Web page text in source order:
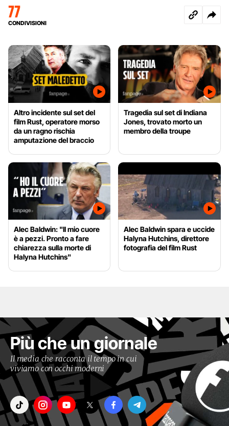
77
CONDIVISIONI
Altro incidente sul set del
film Rust, operatore morso
da un ragno rischia
amputazione del braccio
Tragedia sul set di Indiana
Jones, trovato morto un
membro della troupe
Alec Baldwin: "Il mio cuore
è a pezzi. Pronto a fare
chiarezza sulla morte di
Halyna Hutchins"
Alec Baldwin spara e uccide
Halyna Hutchins, direttore
fotografia del film Rust
Più che un giornale
Il media che racconta il tempo in cui
viviamo con occhi moderni